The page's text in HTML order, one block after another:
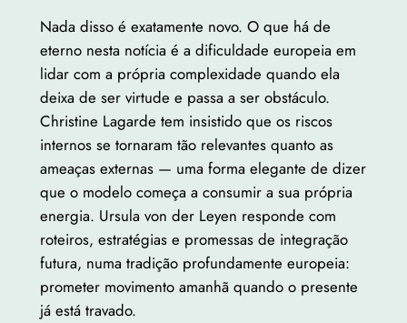
Nada disso é exatamente novo. O que há de
eterno nesta notícia é a dificuldade europeia em
lidar com a própria complexidade quando ela
deixa de ser virtude e passa a ser obstáculo.
Christine Lagarde tem insistido que os riscos
internos se tornaram tão relevantes quanto as
ameaças externas — uma forma elegante de dizer
que o modelo começa a consumir a sua própria
energia. Ursula von der Leyen responde com
roteiros, estratégias e promessas de integração
futura, numa tradição profundamente europeia:
prometer movimento amanhã quando o presente
já está travado.